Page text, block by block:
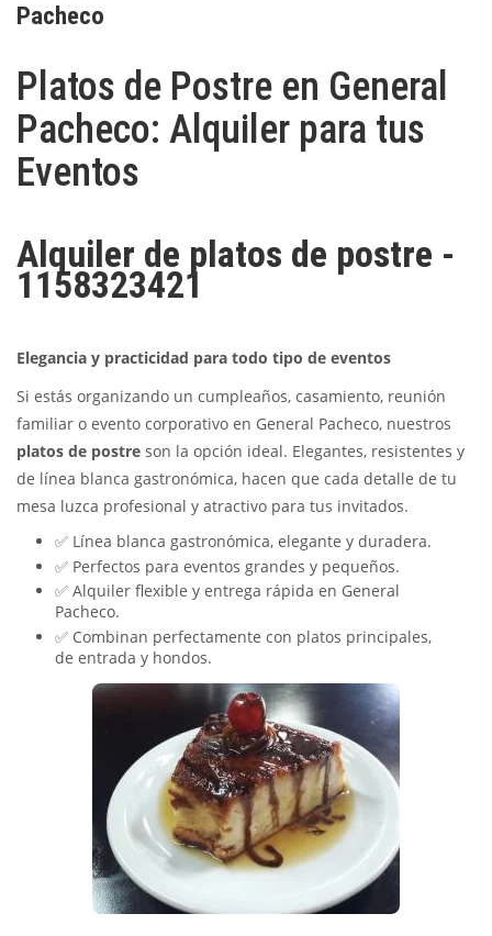
Pacheco
Platos de Postre en General
Pacheco: Alquiler para tus
Eventos
Alquiler de platos de postre -
1158323421
Elegancia y practicidad para todo tipo de eventos
Si estás organizando un cumpleaños, casamiento, reunión
familiar o evento corporativo en General Pacheco, nuestros
platos de postre son la opción ideal. Elegantes, resistentes y
de línea blanca gastronómica, hacen que cada detalle de tu
mesa luzca profesional y atractivo para tus invitados.
✅ Línea blanca gastronómica, elegante y duradera.
✅ Perfectos para eventos grandes y pequeños.
✅ Alquiler flexible y entrega rápida en General
Pacheco.
✅ Combinan perfectamente con platos principales,
de entrada y hondos.